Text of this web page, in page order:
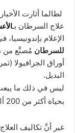
لطالما أثارت
علاج السرطان بـ
الإعلام بإندونيسيا،
للسرطان مُصنَّع من
أوراق الجرافيولا
البديل.
ليس في ذلك ما
بحياة أكثر من 200 ألف شخص سنوياً في إندونيسيا.
غير أنَّ تكاليف